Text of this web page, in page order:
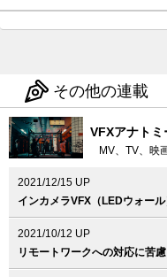
その他の連載
VFXアナトミ
MV、TV、映
2021/12/15 UP
2021/10/12 UP